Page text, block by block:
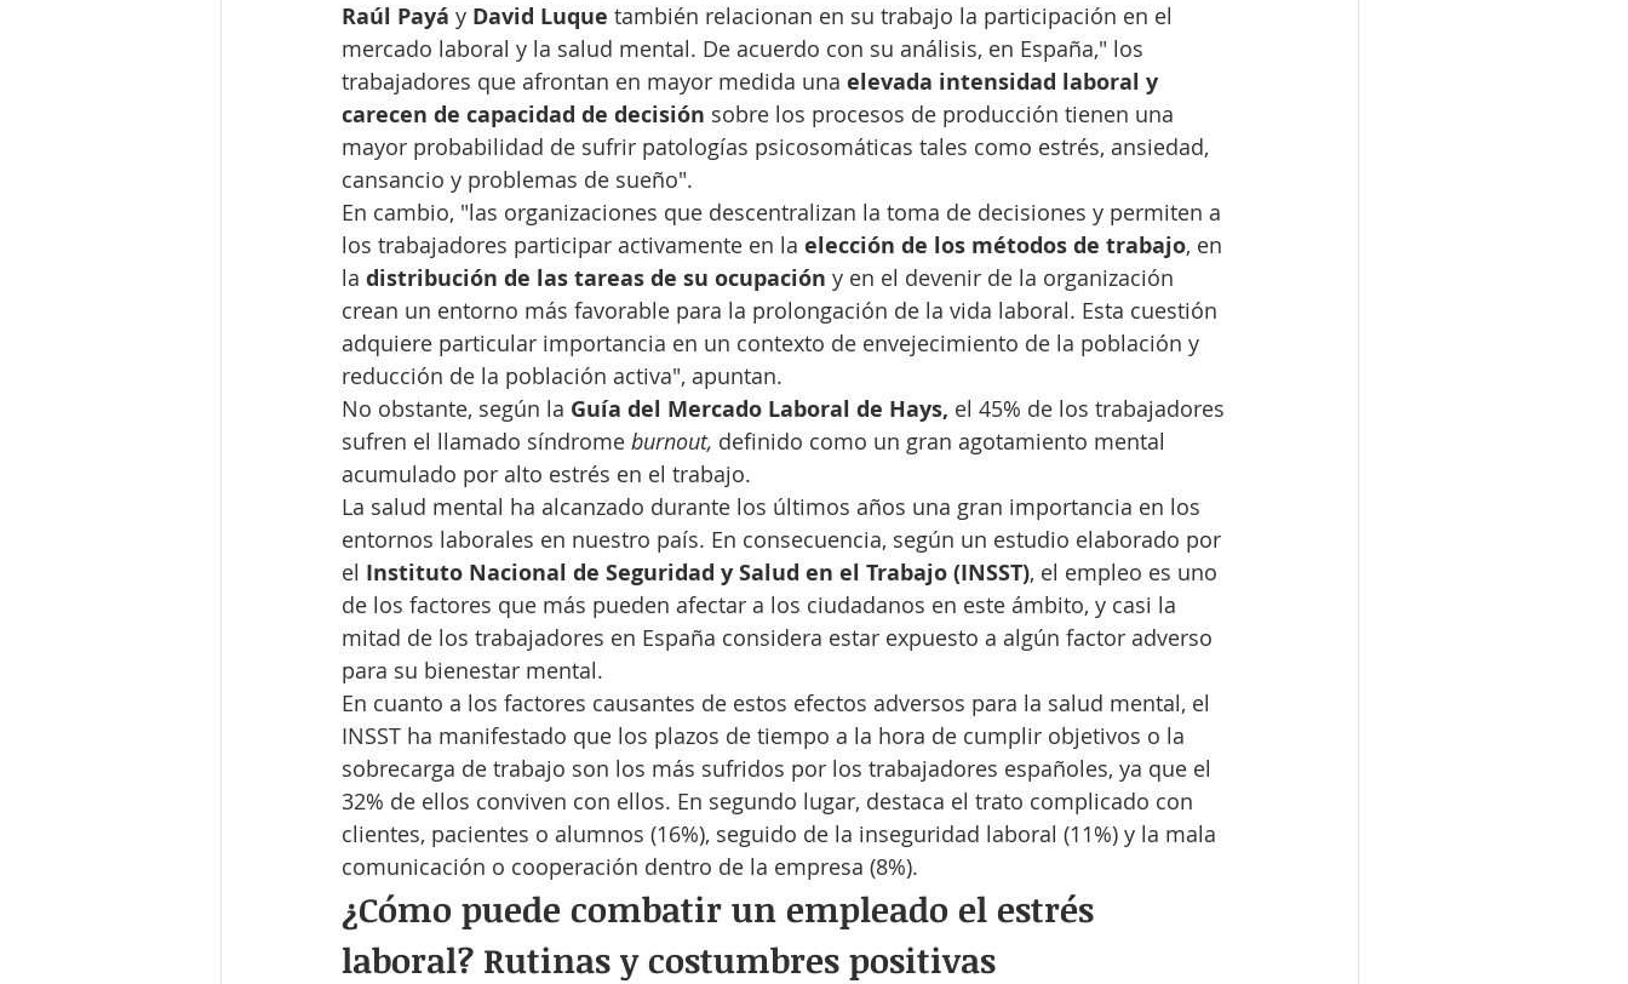
Raúl Payá y David Luque también relacionan en su trabajo la participación en el
mercado laboral y la salud mental. De acuerdo con su análisis, en España," los
trabajadores que afrontan en mayor medida una elevada intensidad laboral y
carecen de capacidad de decisión sobre los procesos de producción tienen una
mayor probabilidad de sufrir patologías psicosomáticas tales como estrés, ansiedad,
cansancio y problemas de sueño".
En cambio, "las organizaciones que descentralizan la toma de decisiones y permiten a
los trabajadores participar activamente en la elección de los métodos de trabajo, en
la distribución de las tareas de su ocupación y en el devenir de la organización
crean un entorno más favorable para la prolongación de la vida laboral. Esta cuestión
adquiere particular importancia en un contexto de envejecimiento de la población y
reducción de la población activa", apuntan.
No obstante, según la Guía del Mercado Laboral de Hays, el 45% de los trabajadores
sufren el llamado síndrome burnout, definido como un gran agotamiento mental
acumulado por alto estrés en el trabajo.
La salud mental ha alcanzado durante los últimos años una gran importancia en los
entornos laborales en nuestro país. En consecuencia, según un estudio elaborado por
el Instituto Nacional de Seguridad y Salud en el Trabajo (INSST), el empleo es uno
de los factores que más pueden afectar a los ciudadanos en este ámbito, y casi la
mitad de los trabajadores en España considera estar expuesto a algún factor adverso
para su bienestar mental.
En cuanto a los factores causantes de estos efectos adversos para la salud mental, el
INSST ha manifestado que los plazos de tiempo a la hora de cumplir objetivos o la
sobrecarga de trabajo son los más sufridos por los trabajadores españoles, ya que el
32% de ellos conviven con ellos. En segundo lugar, destaca el trato complicado con
clientes, pacientes o alumnos (16%), seguido de la inseguridad laboral (11%) y la mala
comunicación o cooperación dentro de la empresa (8%).
¿Cómo puede combatir un empleado el estrés
laboral? Rutinas y costumbres positivas